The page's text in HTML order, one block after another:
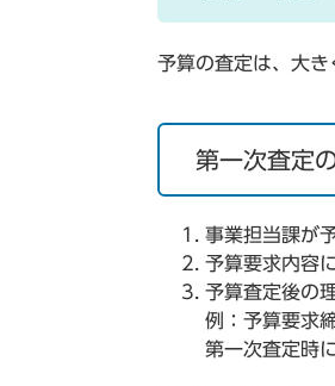
予算の査定は、大き
第一次査定
事業担当課が
予算要求内容
予算査定後の
例：予算要求
第一次査定時